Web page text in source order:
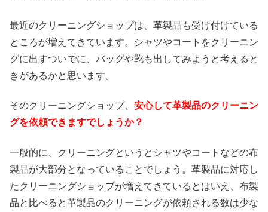
最近のクリーニングショップは、革製品も受け付けている
ところが増えてきています。シャツやコートをクリーニン
グに出すついでに、バッグや靴も出してみようと考えると
きがあるかと思います。
そのクリーニングショップ、 安心して革製品のクリーニン
グを依頼できますでしょうか？
一般的に、クリーニングというとシャツやコートなどの布
製品が大部分となっていることでしょう。革製品に対応し
たクリーニングショップが増えてきているとはいえ、布製
品と比べると革製品のクリーニングが依頼される数は少な